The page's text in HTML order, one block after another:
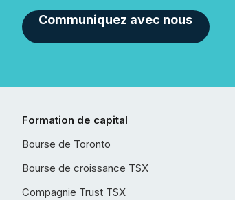
Communiquez avec nous
Formation de capital
Bourse de Toronto
Bourse de croissance TSX
Compagnie Trust TSX